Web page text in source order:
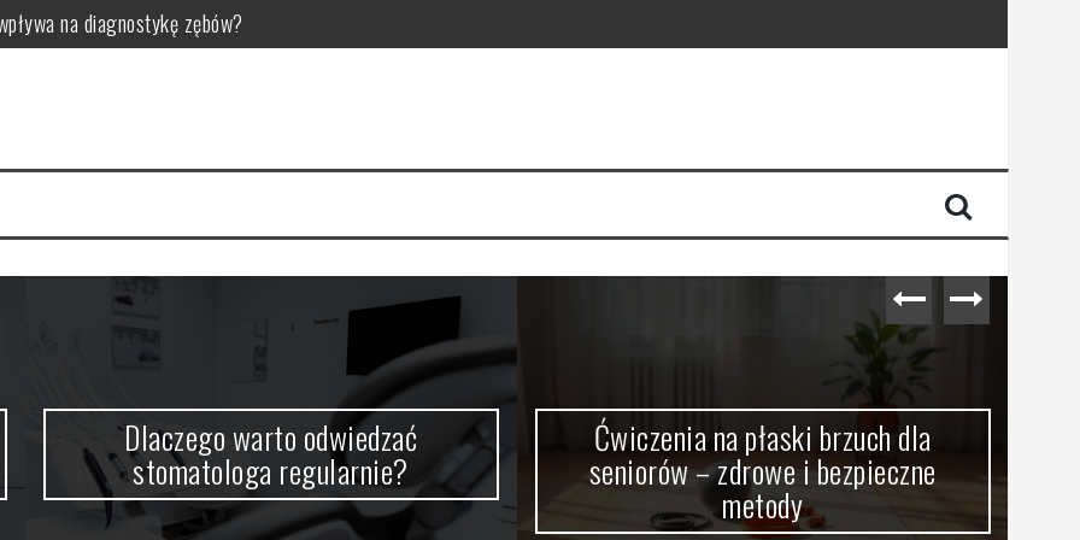
i bezpieczne metody
i porady treningowe
Przyczyny, objawy i leczenie
Dlaczego warto odwiedzać
stomatologa regularnie?
Ćwiczenia na płaski brzuch dla
seniorów – zdrowe i bezpieczne
metody